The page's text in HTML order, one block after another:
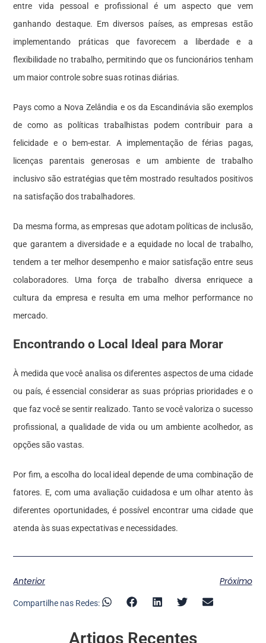
entre vida pessoal e profissional é um aspecto que vem
ganhando destaque. Em diversos países, as empresas estão
implementando práticas que favorecem a liberdade e a
flexibilidade no trabalho, permitindo que os funcionários tenham
um maior controle sobre suas rotinas diárias.
Pays como a Nova Zelândia e os da Escandinávia são exemplos
de como as políticas trabalhistas podem contribuir para a
felicidade e o bem-estar. A implementação de férias pagas,
licenças parentais generosas e um ambiente de trabalho
inclusivo são estratégias que têm mostrado resultados positivos
na satisfação dos trabalhadores.
Da mesma forma, as empresas que adotam políticas de inclusão,
que garantem a diversidade e a equidade no local de trabalho,
tendem a ter melhor desempenho e maior satisfação entre seus
colaboradores. Uma força de trabalho diversa enriquece a
cultura da empresa e resulta em uma melhor performance no
mercado.
Encontrando o Local Ideal para Morar
À medida que você analisa os diferentes aspectos de uma cidade
ou país, é essencial considerar as suas próprias prioridades e o
que faz você se sentir realizado. Tanto se você valoriza o sucesso
profissional, a qualidade de vida ou um ambiente acolhedor, as
opções são vastas.
Por fim, a escolha do local ideal depende de uma combinação de
fatores. E, com uma avaliação cuidadosa e um olhar atento às
diferentes oportunidades, é possível encontrar uma cidade que
atenda às suas expectativas e necessidades.
Anterior Próximo
Compartilhe nas Redes:
Artigos Recentes